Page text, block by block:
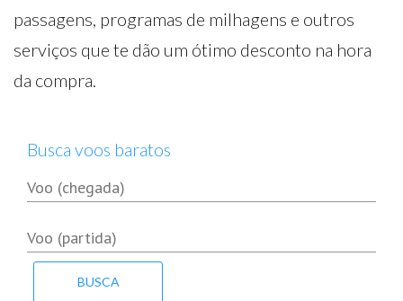
passagens, programas de milhagens e outros
serviços que te dão um ótimo desconto na hora
da compra.
Busca voos baratos